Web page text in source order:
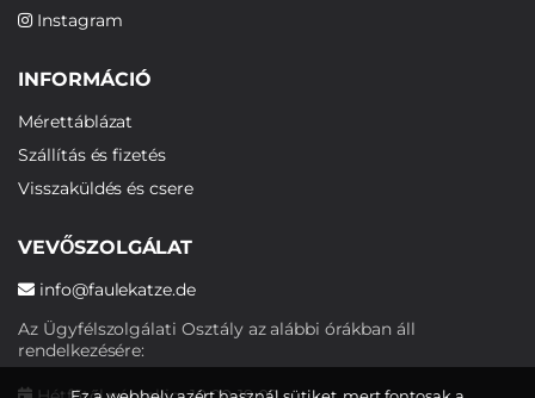
Instagram
INFORMÁCIÓ
Mérettáblázat
Szállítás és fizetés
Visszaküldés és csere
VEVŐSZOLGÁLAT
info@faulekatze.de
Az Ügyfélszolgálati Osztály az alábbi órákban áll
rendelkezésére: